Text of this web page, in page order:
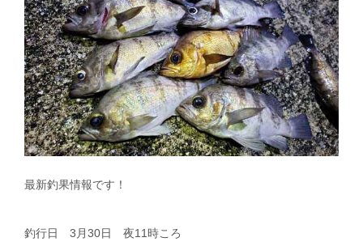
最新釣果情報です！
釣行日 3月30日 夜11時ころ